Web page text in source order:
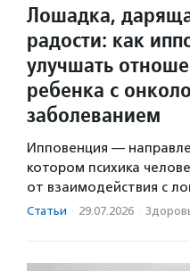
Лошадка,
радости: как
улучшать
ребенка с
заболеванием
Ипповенция —
котором психика
от взаимодействия с
Статьи · 29.07.2026 ·